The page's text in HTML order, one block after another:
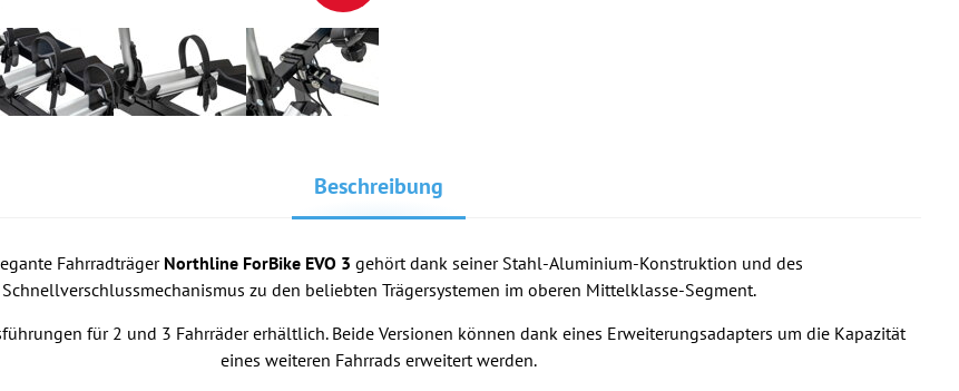
Beschreibung
FahrradträgerNorthline ForBike EVO 3 gehört dank seiner Stahl-Aluminium-Konstruktion und des
Schnellverschlussmechanismus zu den beliebten Trägersystemen im oberen Mittelklasse-Segment.
für 2 und 3 Fahrräder erhältlich. Beide Versionen können dank eines Erweiterungsadapters um die Kapazität
eines weiteren Fahrrads erweitert werden.